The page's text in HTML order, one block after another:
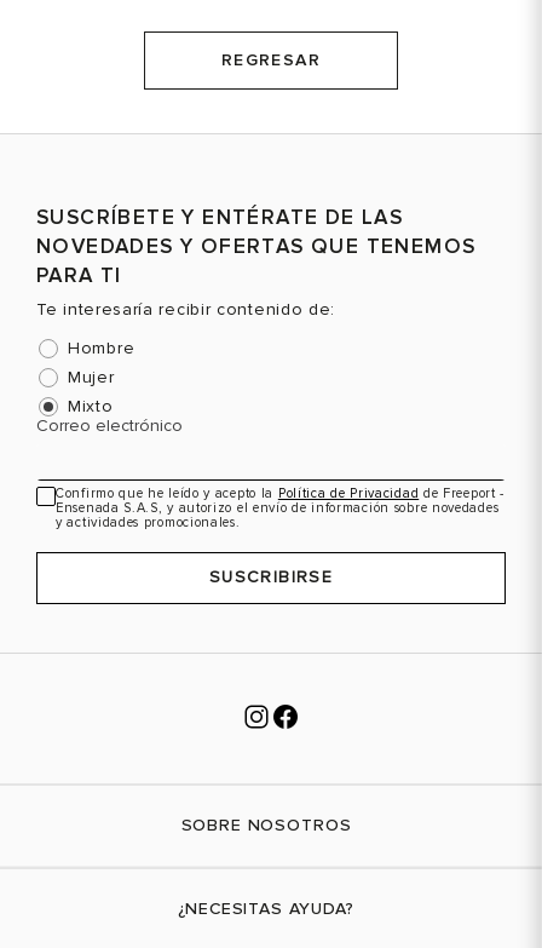
REGRESAR
SUSCRÍBETE Y ENTÉRATE DE LAS
NOVEDADES Y OFERTAS QUE TENEMOS
PARA TI
Te interesaría recibir contenido de:
Hombre
Mujer
Mixto
Correo electrónico
Confirmo que he leído y acepto la Política de Privacidad de Freeport -
Ensenada S.A.S, y autorizo el envío de información sobre novedades
y actividades promocionales.
SUSCRIBIRSE
SOBRE NOSOTROS
¿NECESITAS AYUDA?